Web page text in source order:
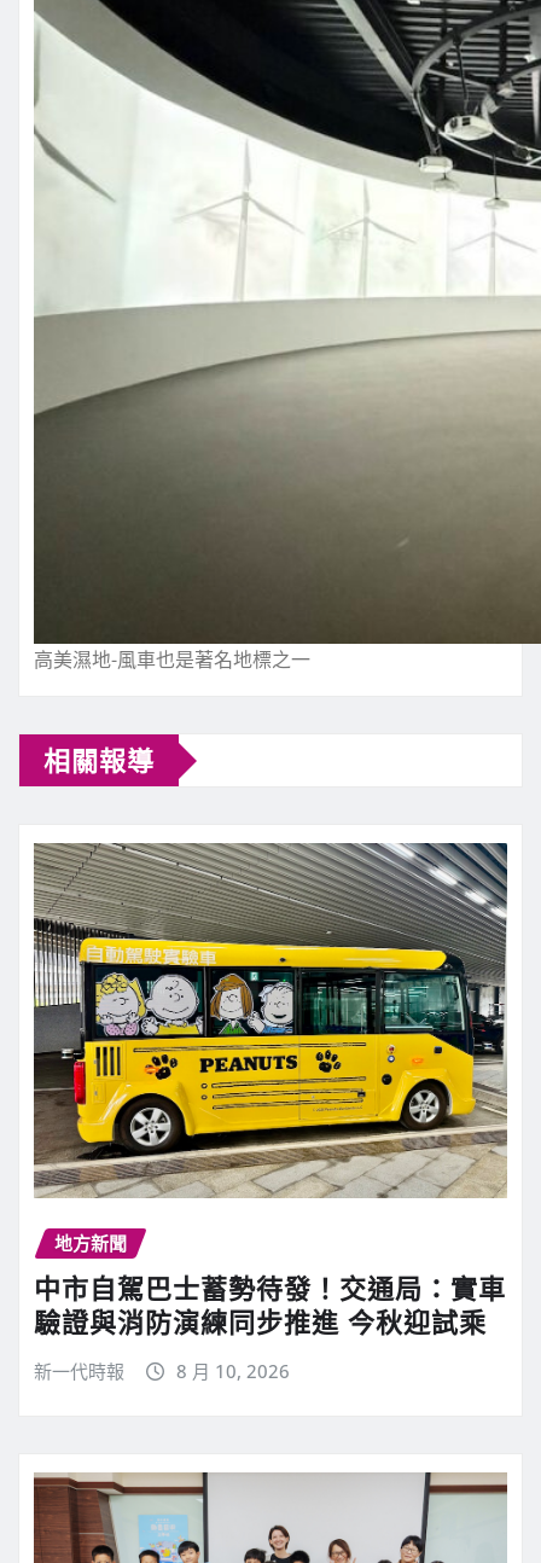
高美濕地-風車也是著名地標之一
相關報導
地方新聞
中市自駕巴士蓄勢待發！交通局：實車
驗證與消防演練同步推進 今秋迎試乘
新一代時報 8 月 10, 2026